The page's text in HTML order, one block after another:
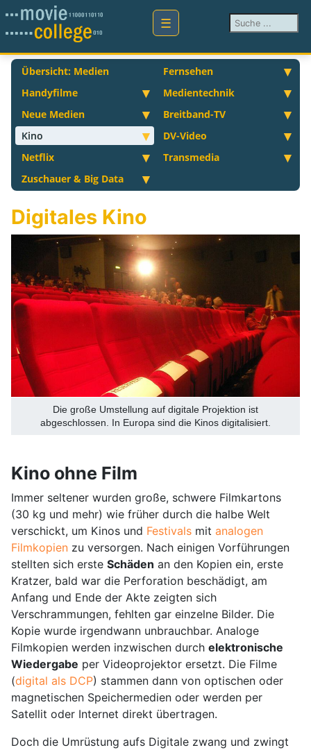
Suchen ...
Übersicht: Medien
Fernsehen
Handyfilme
Medientechnik
Neue Medien
Breitband-TV
Kino
DV-Video
Netflix
Transmedia
Zuschauer & Big Data
Digitales Kino
Die große Umstellung auf digitale Projektion ist
abgeschlossen. In Europa sind die Kinos digitalisiert.
Kino ohne Film
Immer seltener wurden große, schwere Filmkartons
(30 kg und mehr) wie früher durch die halbe Welt
verschickt, um Kinos und Festivals mit analogen
Filmkopien zu versorgen. Nach einigen Vorführungen
stellten sich erste Schäden an den Kopien ein, erste
Kratzer, bald war die Perforation beschädigt, am
Anfang und Ende der Akte zeigten sich
Verschrammungen, fehlten gar einzelne Bilder. Die
Kopie wurde irgendwann unbrauchbar. Analoge
Filmkopien werden inzwischen durch elektronische
Wiedergabe per Videoprojektor ersetzt. Die Filme
(digital als DCP) stammen dann von optischen oder
magnetischen Speichermedien oder werden per
Satellit oder Internet direkt übertragen.
Doch die Umrüstung aufs Digitale zwang und zwingt